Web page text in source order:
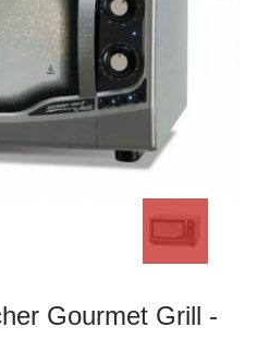
Gourmet Grill -